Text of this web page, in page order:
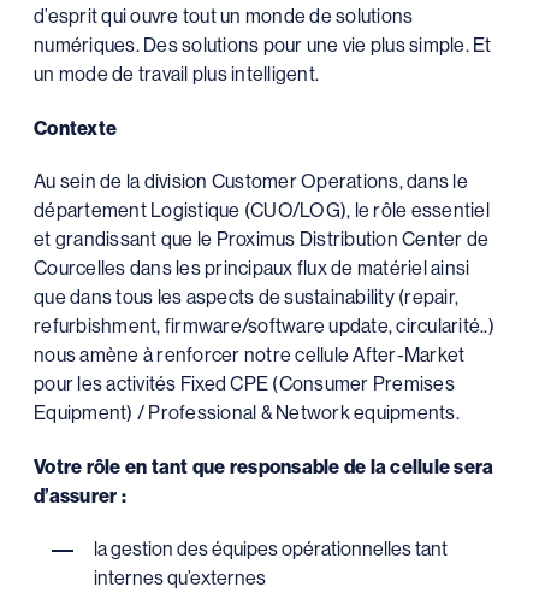
d’esprit qui ouvre tout un monde de solutions
numériques. Des solutions pour une vie plus simple. Et
un mode de travail plus intelligent.
Contexte
Au sein de la division Customer Operations, dans le
département Logistique (CUO/LOG), le rôle essentiel
et grandissant que le Proximus Distribution Center de
Courcelles dans les principaux flux de matériel ainsi
que dans tous les aspects de sustainability (repair,
refurbishment, firmware/software update, circularité..)
nous amène à renforcer notre cellule After-Market
pour les activités Fixed CPE (Consumer Premises
Equipment) / Professional & Network equipments.
Votre rôle en tant que responsable de la cellule sera
d’assurer :
la gestion des équipes opérationnelles tant
internes qu’externes